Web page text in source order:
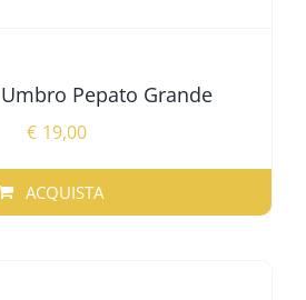
Pepato Grande
€ 19,00
ACQUISTA